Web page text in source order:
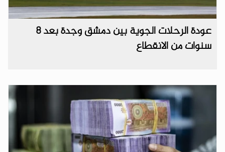
عودة الرحلات الجوية بين دمشق وجدة بعد 8
سنوات من الانقطاع